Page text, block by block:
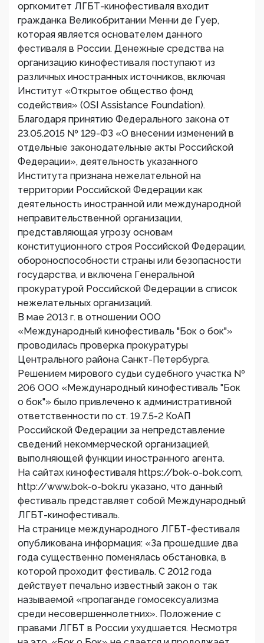
оргкомитет ЛГБТ-кинофестиваля входит
гражданка Великобритании Менни де Гуер,
которая является основателем данного
фестиваля в России. Денежные средства на
организацию кинофестиваля поступают из
различных иностранных источников, включая
Институт «Открытое общество фонд
содействия» (OSI Assistance Foundation).
Благодаря принятию Федерального закона от
23.05.2015 № 129-ФЗ «О внесении изменений в
отдельные законодательные акты Российской
Федерации», деятельность указанного
Института признана нежелательной на
территории Российской Федерации как
деятельность иностранной или международной
неправительственной организации,
представляющая угрозу основам
конституционного строя Российской Федерации,
обороноспособности страны или безопасности
государства, и включена Генеральной
прокуратурой Российской Федерации в список
нежелательных организаций.
В мае 2013 г. в отношении ООО
«Международный кинофестиваль "Бок о бок"»
проводилась проверка прокуратуры
Центрального района Санкт-Петербурга.
Решением мирового судьи судебного участка №
206 ООО «Международный кинофестиваль "Бок
о бок"» было привлечено к административной
ответственности по ст. 19.7.5-2 КоАП
Российской Федерации за непредставление
сведений некоммерческой организацией,
выполняющей функции иностранного агента.
На сайтах кинофестиваля https://bok-o-bok.com,
http://www.bok-o-bok.ru указано, что данный
фестиваль представляет собой Международный
ЛГБТ-кинофестиваль.
На странице международного ЛГБТ-фестиваля
опубликована информация: «За прошедшие два
года существенно поменялась обстановка, в
которой проходит фестиваль. С 2012 года
действует печально известный закон о так
называемой «пропаганде гомосексуализма
среди несовершеннолетних». Положение с
правами ЛГБТ в России ухудшается. Несмотря